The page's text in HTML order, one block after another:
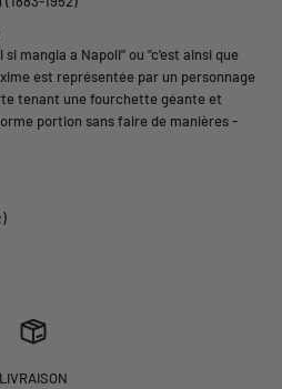
si mangia a Napoli" ou "c'est ainsi que
est représentée par un personnage
tenant une fourchette géante et
portion sans faire de manières -
LIVRAISON